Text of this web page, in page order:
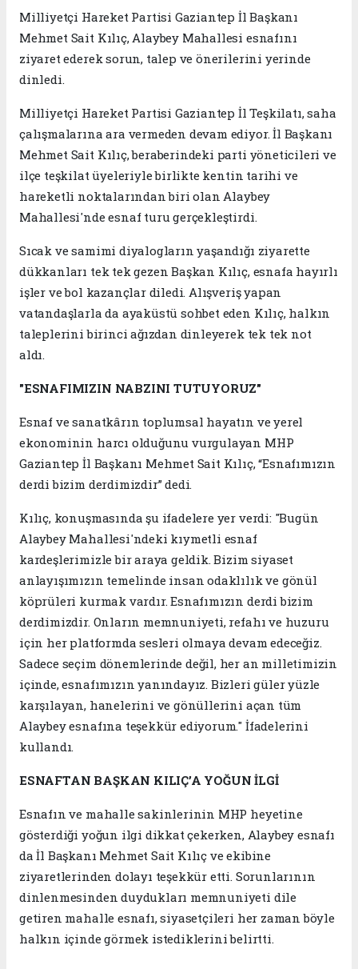
Milliyetçi Hareket Partisi Gaziantep İl Başkanı
Mehmet Sait Kılıç, Alaybey Mahallesi esnafını
ziyaret ederek sorun, talep ve önerilerini yerinde
dinledi.
Milliyetçi Hareket Partisi Gaziantep İl Teşkilatı, saha
çalışmalarına ara vermeden devam ediyor. İl Başkanı
Mehmet Sait Kılıç, beraberindeki parti yöneticileri ve
ilçe teşkilat üyeleriyle birlikte kentin tarihi ve
hareketli noktalarından biri olan Alaybey
Mahallesi'nde esnaf turu gerçekleştirdi.
Sıcak ve samimi diyalogların yaşandığı ziyarette
dükkanları tek tek gezen Başkan Kılıç, esnafa hayırlı
işler ve bol kazançlar diledi. Alışveriş yapan
vatandaşlarla da ayaküstü sohbet eden Kılıç, halkın
taleplerini birinci ağızdan dinleyerek tek tek not
aldı.
"ESNAFIMIZIN NABZINI TUTUYORUZ"
Esnaf ve sanatkârın toplumsal hayatın ve yerel
ekonominin harcı olduğunu vurgulayan MHP
Gaziantep İl Başkanı Mehmet Sait Kılıç, “Esnafımızın
derdi bizim derdimizdir” dedi.
Kılıç, konuşmasında şu ifadelere yer verdi: "Bugün
Alaybey Mahallesi'ndeki kıymetli esnaf
kardeşlerimizle bir araya geldik. Bizim siyaset
anlayışımızın temelinde insan odaklılık ve gönül
köprüleri kurmak vardır. Esnafımızın derdi bizim
derdimizdir. Onların memnuniyeti, refahı ve huzuru
için her platformda sesleri olmaya devam edeceğiz.
Sadece seçim dönemlerinde değil, her an milletimizin
içinde, esnafımızın yanındayız. Bizleri güler yüzle
karşılayan, hanelerini ve gönüllerini açan tüm
Alaybey esnafına teşekkür ediyorum." İfadelerini
kullandı.
ESNAFTAN BAŞKAN KILIÇ’A YOĞUN İLGİ
Esnafın ve mahalle sakinlerinin MHP heyetine
gösterdiği yoğun ilgi dikkat çekerken, Alaybey esnafı
da İl Başkanı Mehmet Sait Kılıç ve ekibine
ziyaretlerinden dolayı teşekkür etti. Sorunlarının
dinlenmesinden duydukları memnuniyeti dile
getiren mahalle esnafı, siyasetçileri her zaman böyle
halkın içinde görmek istediklerini belirtti.